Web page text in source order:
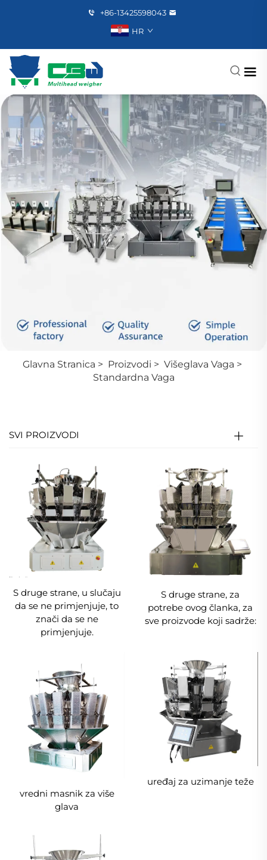
+86-13425598043
HR
Glavna Stranica > Proizvodi > Višeglava Vaga >
Standardna Vaga
SVI PROIZVODI
S druge strane, u slučaju
da se ne primjenjuje, to
znači da se ne
primjenjuje.
S druge strane, za
potrebe ovog članka, za
sve proizvode koji sadrže:
vredni masnik za više
glava
uređaj za uzimanje teže